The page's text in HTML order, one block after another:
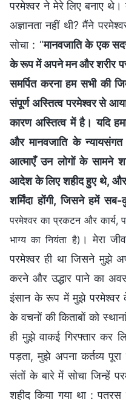
परमेश्वर ने मेरे लिए बनाए
अज्ञानता नहीं थी? मैंने
सोचा : “मानवजाति के एक
के रूप में अपने मन और शरीर
समर्पित करना हम सभी की
संपूर्ण अस्तित्व परमेश्वर से
कारण अस्तित्व में है। यदि
और मानवजाति के न्यायसंगत
आत्माएँ उन लोगों के सामने
आदेश के लिए शहीद हुए थे,
शर्मिंदा होंगी, जिसने हमें
परमेश्वर का प्रकटन और कार्य,
भाग्य का नियंता है) । मेरा
परमेश्वर ही था जिसने मुझे
करने और उद्धार पाने का
इंसान के रूप में मुझे परमेश्वर
के वचनों की किताबों को
ही मुझे वाकई गिरफ्तार कर
पड़ता, मुझे अपना कर्तव्य
संतों के बारे में सोचा जिन्हें
शहीद किया गया था :